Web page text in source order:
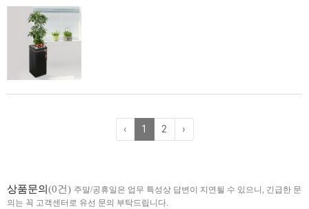
‹ 1 2 ›
상품문의 (0건) 주말/공휴일은 업무 특성상 답변이 지연될 수 있으니, 긴급한 문
의는 꼭 고객센터로 유선 문의 부탁드립니다.